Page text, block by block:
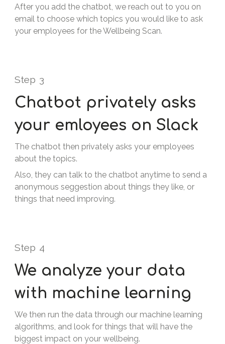
After you add the chatbot, we reach out to you on
email to choose which topics you would like to ask
your employees for the Wellbeing Scan.
Step 3
Chatbot privately asks
your emloyees on Slack
The chatbot then privately asks your employees
about the topics.
Also, they can talk to the chatbot anytime to send a
anonymous seggestion about things they like, or
things that need improving.
Step 4
We analyze your data
with machine learning
We then run the data through our machine learning
algorithms, and look for things that will have the
biggest impact on your wellbeing.